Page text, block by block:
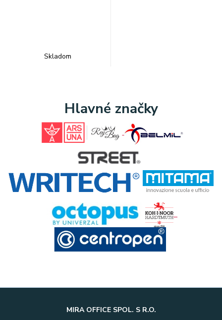
Skladom
Hlavné značky
MIRA OFFICE SPOL. S R.O.